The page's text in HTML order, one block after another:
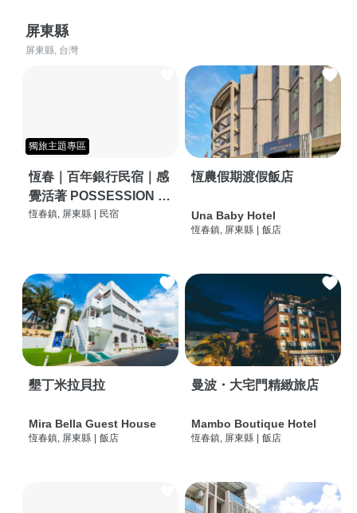
屏東縣
屏東縣, 台灣
獨旅主題專區
恆春｜百年銀行民宿｜感
覺活著 POSSESSION |
背包客棧 | 恆春必住特色
恆春鎮, 屏東縣 民宿
恆農假期渡假飯店
Una Baby Hotel
恆春鎮, 屏東縣 飯店
墾丁米拉貝拉
Mira Bella Guest House
恆春鎮, 屏東縣 飯店
曼波・大宅門精緻旅店
Mambo Boutique Hotel
恆春鎮, 屏東縣 飯店